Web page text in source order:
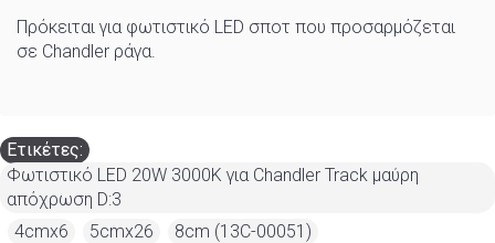
Πρόκειται για φωτιστικό LED σποτ που προσαρμόζεται
σε Chandler ράγα.
Ετικέτες:
Φωτιστικό LED 20W 3000K για Chandler Track μαύρη
απόχρωση D:3
4cmx6 5cmx26 8cm (13C-00051)